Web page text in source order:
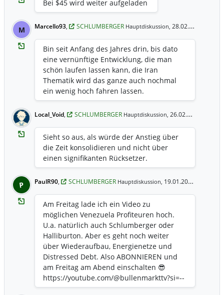
Bei $45 wird weiter aufgeladen
M Marcello93, SCHLUMBERGER Hauptdiskussion, 28.02.2026 11:18 Uhr
Bin seit Anfang des Jahres drin, bis dato
eine vernünftige Entwicklung, die man
schön laufen lassen kann, die Iran
Thematik wird das ganze auch nochmal
ein wenig hoch fahren lassen.
Local_Void, SCHLUMBERGER Hauptdiskussion, 26.02.2026 6:29 Uhr
Sieht so aus, als würde der Anstieg über
die Zeit konsolidieren und nicht über
einen signifikanten Rücksetzer.
P PaulR90, SCHLUMBERGER Hauptdiskussion, 19.01.2026 23:12 Uhr
Am Freitag lade ich ein Video zu
möglichen Venezuela Profiteuren hoch.
U.a. natürlich auch Schlumberger oder
Halliburton. Aber es geht noch weiter
über Wiederaufbau, Energienetze und
Distressed Debt. Also ABONNIEREN und
am Freitag am Abend einschalten 😎
https://youtube.com/@bullenmarkttv?si=--
jE5pCTEpov4GbZ